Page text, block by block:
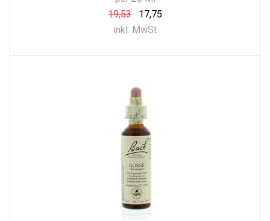
19,53
17,75
inkl. MwSt